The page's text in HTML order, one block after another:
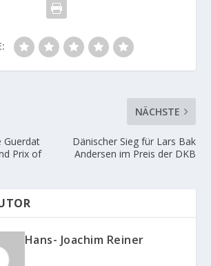
Guerdat
Prix of
NÄCHSTE
Dänischer Sieg für Lars Bak
Andersen im Preis der DKB
Hans- Joachim Reiner